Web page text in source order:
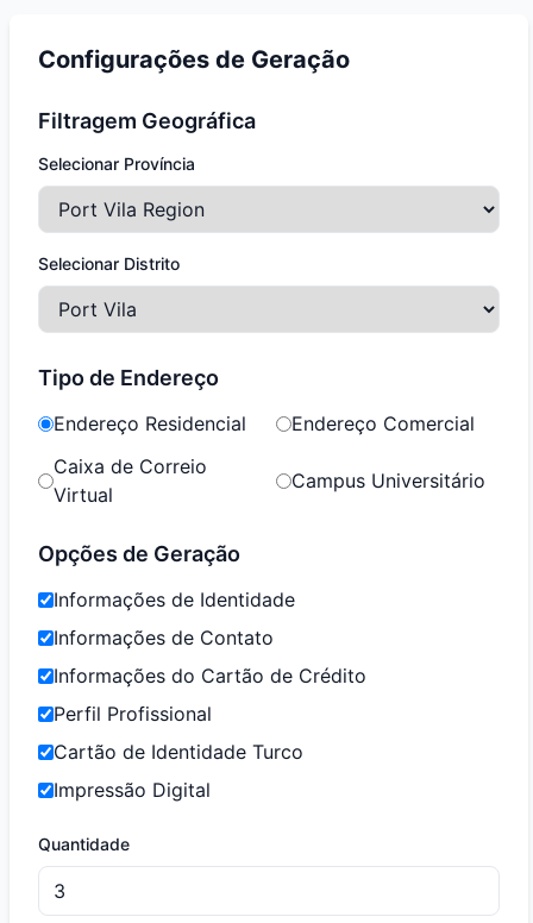
Configurações de Geração
Filtragem Geográfica
Selecionar Província
Selecionar Distrito
Tipo de Endereço
Endereço Residencial
Endereço Comercial
Caixa de Correio
Virtual
Campus Universitário
Opções de Geração
Informações de Identidade
Informações de Contato
Informações do Cartão de Crédito
Perfil Profissional
Cartão de Identidade Turco
Impressão Digital
Quantidade